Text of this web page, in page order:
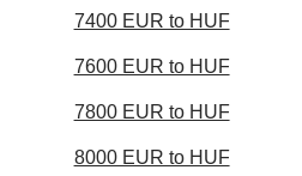
7400 EUR to HUF
7600 EUR to HUF
7800 EUR to HUF
8000 EUR to HUF